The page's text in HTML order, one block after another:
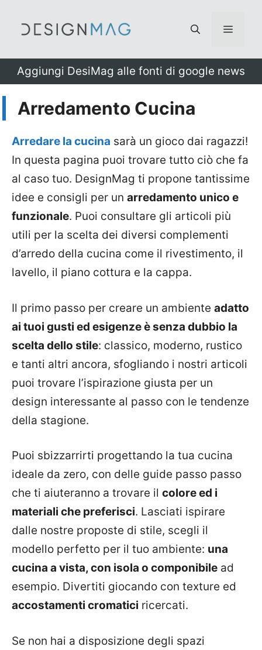
Menu
Aggiungi DesiMag alle fonti di google news
Arredamento Cucina
Arredare la cucina sarà un gioco dai ragazzi!
In questa pagina puoi trovare tutto ciò che fa
al caso tuo. DesignMag ti propone tantissime
idee e consigli per un arredamento unico e
funzionale. Puoi consultare gli articoli più
utili per la scelta dei diversi complementi
d’arredo della cucina come il rivestimento, il
lavello, il piano cottura e la cappa.
Il primo passo per creare un ambiente adatto
ai tuoi gusti ed esigenze è senza dubbio la
scelta dello stile: classico, moderno, rustico
e tanti altri ancora, sfogliando i nostri articoli
puoi trovare l’ispirazione giusta per un
design interessante al passo con le tendenze
della stagione.
Puoi sbizzarrirti progettando la tua cucina
ideale da zero, con delle guide passo passo
che ti aiuteranno a trovare il colore ed i
materiali che preferisci. Lasciati ispirare
dalle nostre proposte di stile, scegli il
modello perfetto per il tuo ambiente: una
cucina a vista, con isola o componibile ad
esempio. Divertiti giocando con texture ed
accostamenti cromatici ricercati.
Se non hai a disposizione degli spazi